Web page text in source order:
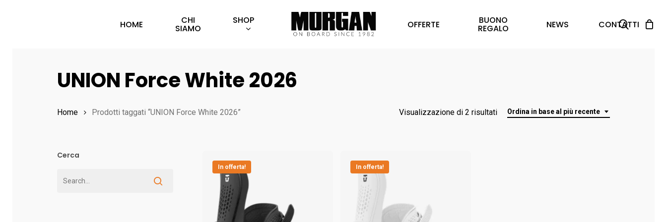
Hit enter to search or ESC to close
HOME CHI
SIAMO
SHOP OFFERTE BUONO
REGALO NEWS CONTATTIsearch
UNION Force White 2026
Ordina in base al più recente
Visualizzazione di 2 risultatiOrdina
Home Prodotti taggati “UNION Force White 2026”
Cerca
In offerta! In offerta!